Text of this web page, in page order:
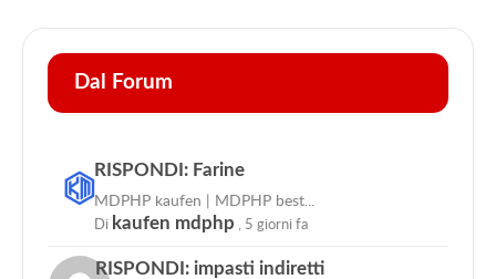
Dal Forum
RISPONDI: Farine
MDPHP kaufen | MDPHP best...
Di kaufen mdphp , 5 giorni fa
RISPONDI: impasti indiretti